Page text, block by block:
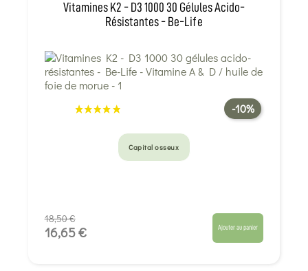
Vitamines K2 - D3 1000 30 Gélules Acido-
Résistantes - Be-Life
-10%
Capital osseux
18,50 €
16,65 € Ajouter au panier